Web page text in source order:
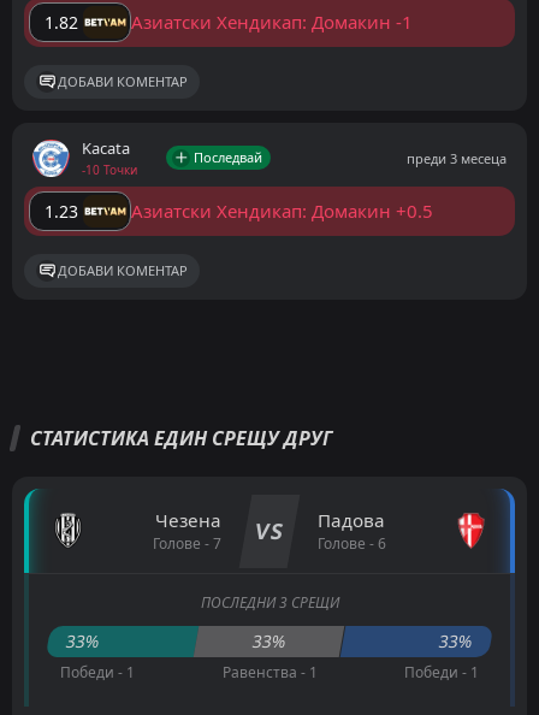
1.82 Азиатски Хендикап: Домакин -1
ДОБАВИ КОМЕНТАР
Kacata
-10 Точки
Последвай преди 3 месеца
1.23 Азиатски Хендикап: Домакин +0.5
ДОБАВИ КОМЕНТАР
СТАТИСТИКА ЕДИН СРЕЩУ ДРУГ
Чезена
Голове - 7 VS Падова
Голове - 6
ПОСЛЕДНИ 3 СРЕЩИ
33% 33% 33%
Победи - 1 Равенства - 1 Победи - 1